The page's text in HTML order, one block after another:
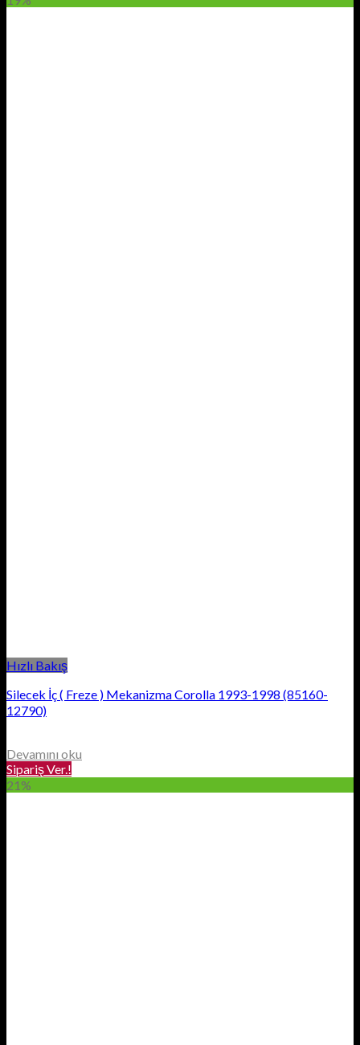
Hızlı Bakış
Silecek İç ( Freze ) Mekanizma Corolla 1993-1998 (85160-
12790)
Devamını oku
Sipariş Ver.!
21%